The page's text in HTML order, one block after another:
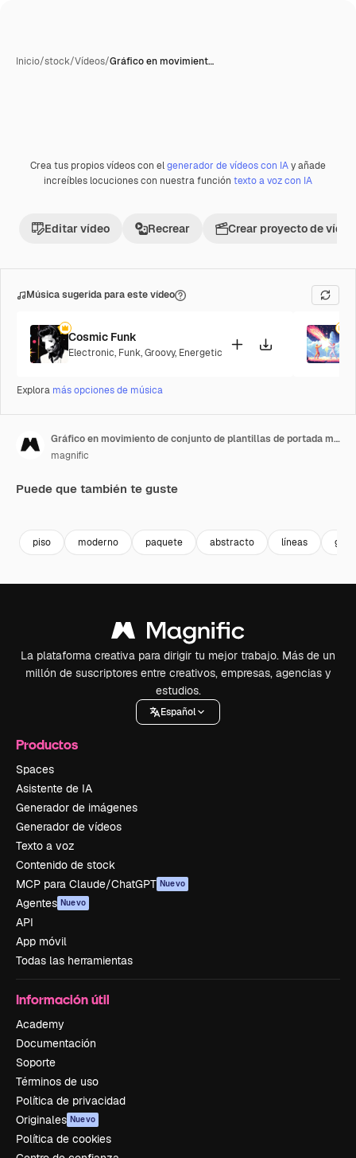
Inicio/stock/Vídeos/Gráfico en movimient…
Crea tus propios vídeos con elgenerador de vídeos con IAy añade
increíbles locuciones con nuestra función texto a voz con IA
Editar vídeo Recrear Crear proyecto de vídeo
Música sugerida para este vídeo
Cosmic Funk
Electronic, Funk,Groovy, Energetic
Explora más opciones de música
Gráfico en movimiento de conjunto de plantillas de portada modernas con diseño geométrico
magnific
Puede que también te guste
piso moderno paquete abstracto líneas
La plataforma creativa para dirigir tu mejor trabajo. Más de un
millón de suscriptores entre creativos, empresas, agencias y
estudios.
Español
Productos
Spaces
Asistente de IA
Generador de imágenes
Generador de vídeos
Texto a voz
Contenido de stock
MCP para Claude/ChatGPT Nuevo
Agentes Nuevo
API
App móvil
Todas las herramientas
Información útil
Academy
Documentación
Soporte
Términos de uso
Política de privacidad
Originales Nuevo
Política de cookies